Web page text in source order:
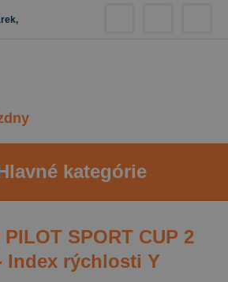
kategórie
SPORT CUP 2
Index rýchlosti Y